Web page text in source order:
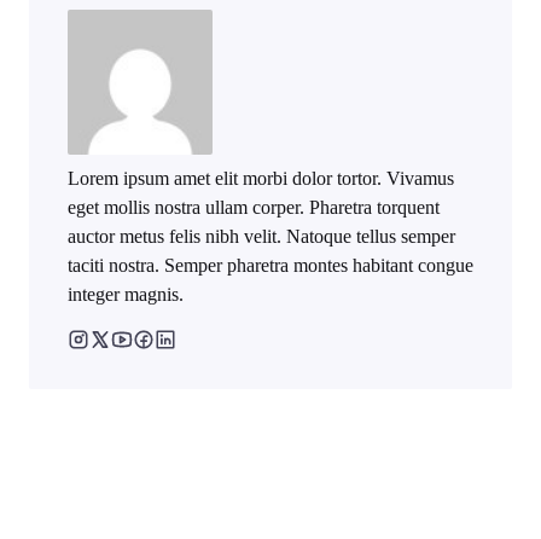
Lorem ipsum amet elit morbi dolor tortor. Vivamus
eget mollis nostra ullam corper. Pharetra torquent
auctor metus felis nibh velit. Natoque tellus semper
taciti nostra. Semper pharetra montes habitant congue
integer magnis.